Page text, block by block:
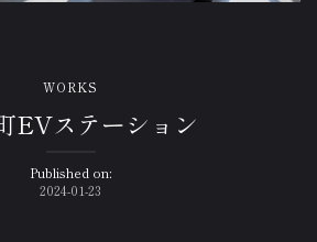
WORKS
EVステーション
Published on:
2024-01-23